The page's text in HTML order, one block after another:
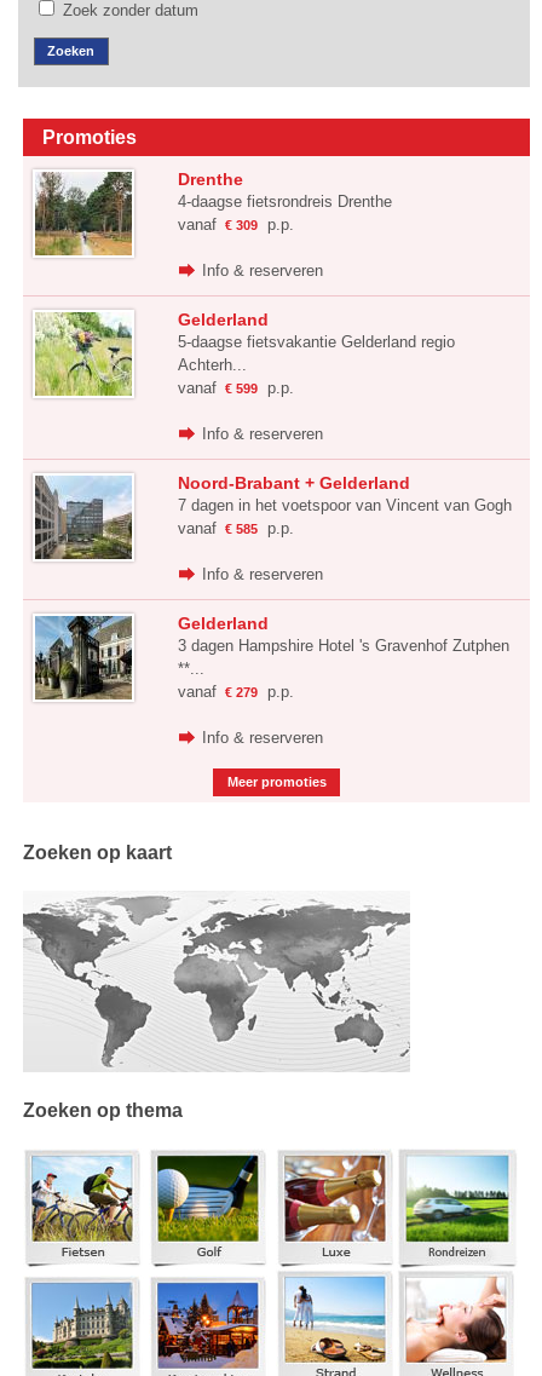
Zoek zonder datum
Zoeken
Promoties
Drenthe
4-daagse fietsrondreis Drenthe
vanaf € 309p.p.
Info & reserveren
Gelderland
5-daagse fietsvakantie Gelderland regio
Achterh...
vanaf € 599p.p.
Info & reserveren
Noord-Brabant + Gelderland
7 dagen in het voetspoor van Vincent van Gogh
vanaf € 585p.p.
Info & reserveren
Gelderland
3 dagen Hampshire Hotel 's Gravenhof Zutphen
**...
vanaf € 279p.p.
Info & reserveren
Meer promoties
Zoeken op kaart
Zoeken op thema